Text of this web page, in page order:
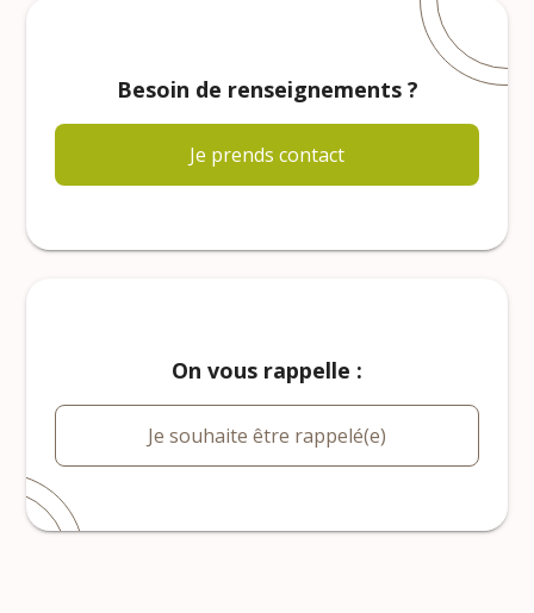
Besoin de renseignements ?
Je prends contact
On vous rappelle :
Je souhaite être rappelé(e)